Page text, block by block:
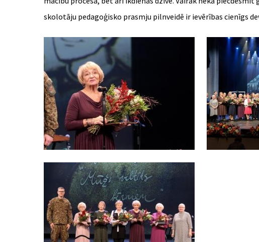
skolotāju pedagoģisko prasmju pilnveidē ir ievērības cienīgs